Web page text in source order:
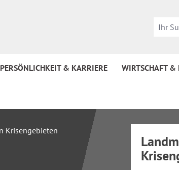
PERSÖNLICHKEIT & KARRIERE WIRTSCHAFT